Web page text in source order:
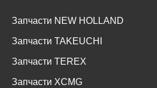
Запчасти NEW HOLLAND
Запчасти TAKEUCHI
Запчасти TEREX
Запчасти XCMG